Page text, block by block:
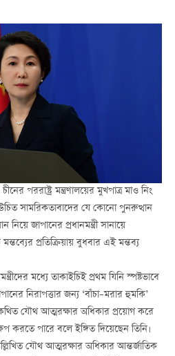
পররাষ্ট্র মন্ত্রণালয়ের মুখপাত্র মাও নিং
সামরিকতাবাদের যে কোনো পুনরুত্থান
নিয়ে জাপানের প্রধানমন্ত্রী সানায়ে
প্রতিক্রিয়ায় বুধবার এই মন্তব্য
মধ্যে তাকাইচিই প্রথম যিনি স্পষ্টভাবে
নিরাপত্তার জন্য ‘বাঁচা–মরার হুমকি’
যৌথ আত্মরক্ষার অধিকার প্রয়োগ করে
করতে পারে বলে ইঙ্গিত দিয়েছেন তিনি।
যৌথ আত্মরক্ষার অধিকার আন্তর্জাতিক